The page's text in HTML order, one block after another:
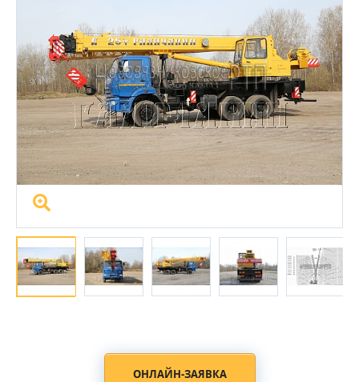
ФОТОГАЛЕРЕЯ
КОНТАКТНАЯ ИНФОРМАЦИЯ
ОНЛАЙН-ЗАЯВКА